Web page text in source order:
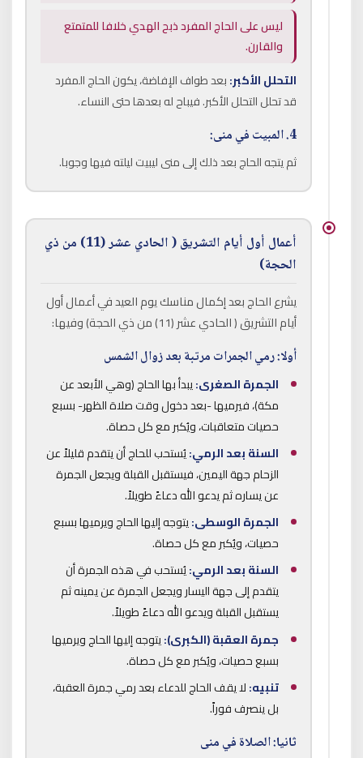
ليس على الحاج المفرد ذبح الهدي خلافا للمتمتع
والقارن.
التحلل الأكبر:بعد طواف الإفاضة، يكون الحاج المفرد
قد تحلل التحلل الأكبر. فيباح له بعدها حتى النساء.
4. المبيت في منى:
ثم يتجه الحاج بعد ذلك إلى منى ليبيت ليلته فيها وجوبا.
أعمال أول أيام التشريق ( الحادي عشر (11) من ذي
الحجة)
يشرع الحاج بعد إكمال مناسك يوم العيد في أعمال أول
أيام التشريق ( الحادي عشر (11) من ذي الحجة) وفيها:
أولا: رمي الجمرات مرتبة بعد زوال الشمس
الجمرة الصغرى:يبدأ بها الحاج (وهي الأبعد عن
مكة)، فيرميها -بعد دخول وقت صلاة الظهر- بسبع
حصيات متعاقبات، ويُكبر مع كل حصاة.
السنة بعد الرمي:يُستحب للحاج أن يتقدم قليلاً عن
الزحام جهة اليمين، فيستقبل القبلة ويجعل الجمرة
عن يساره ثم يدعو الله دعاءً طويلاً.
الجمرة الوسطى:يتوجه إليها الحاج ويرميها بسبع
حصيات، ويُكبر مع كل حصاة.
السنة بعد الرمي:يُستحب في هذه الجمرة أن
يتقدم إلى جهة اليسار ويجعل الجمرة عن يمينه ثم
يستقبل القبلة ويدعو الله دعاءً طويلاً.
جمرة العقبة (الكبرى):يتوجه إليها الحاج ويرميها
بسبع حصيات، ويُكبر مع كل حصاة.
تنبيه:لا يقف الحاج للدعاء بعد رمي جمرة العقبة،
بل ينصرف فوراً.
ثانيا: الصلاة في منى